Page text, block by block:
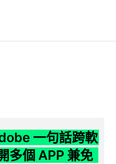
一句話跨軟
多個 APP 兼免